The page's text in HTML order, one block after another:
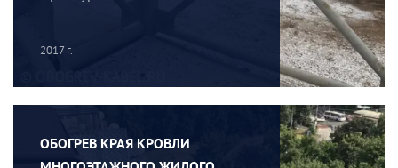
2017 г.
ОБОГРЕВ КРАЯ КРОВЛИ